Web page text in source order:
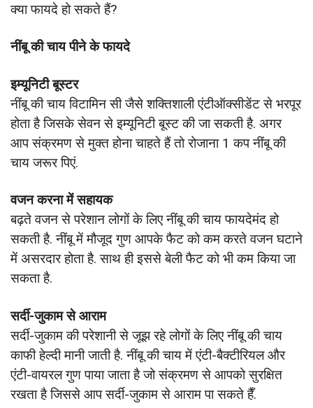
क्या फायदे हो सकते हैं?
नींबू की चाय पीने के फायदे
इम्यूनिटी बूस्टर
नींबू की चाय विटामिन सी जैसे शक्तिशाली एंटीऑक्सीडेंट से भरपूर
होता है जिसके सेवन से इम्यूनिटी बूस्ट की जा सकती है. अगर
आप संक्रमण से मुक्त होना चाहते हैं तो रोजाना 1 कप नींबू की
चाय जरूर पिएं.
वजन करना में सहायक
बढ़ते वजन से परेशान लोगों के लिए नींबू की चाय फायदेमंद हो
सकती है. नींबू में मौजूद गुण आपके फैट को कम करते वजन घटाने
में असरदार होता है. साथ ही इससे बेली फैट को भी कम किया जा
सकता है.
सर्दी-जुकाम से आराम
सर्दी-जुकाम की परेशानी से जूझ रहे लोगों के लिए नींबू की चाय
काफी हेल्दी मानी जाती है. नींबू की चाय में एंटी-बैक्टीरियल और
एंटी-वायरल गुण पाया जाता है जो संक्रमण से आपको सुरक्षित
रखता है जिससे आप सर्दी-जुकाम से आराम पा सकते हैँ.